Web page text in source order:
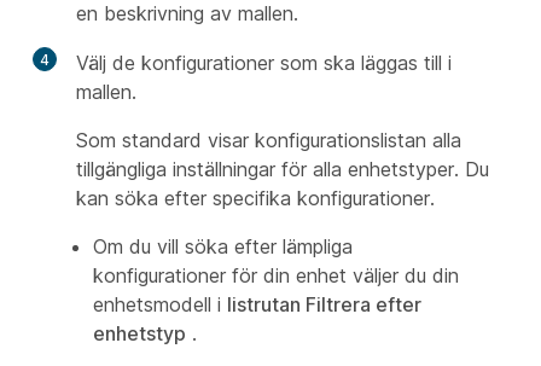
en beskrivning av mallen.
4
Välj de konfigurationer som ska läggas till i
mallen.
Som standard visar konfigurationslistan alla
tillgängliga inställningar för alla enhetstyper. Du
kan söka efter specifika konfigurationer.
Om du vill söka efter lämpliga
konfigurationer för din enhet väljer du din
enhetsmodell i listrutan Filtrera efter
enhetstyp .